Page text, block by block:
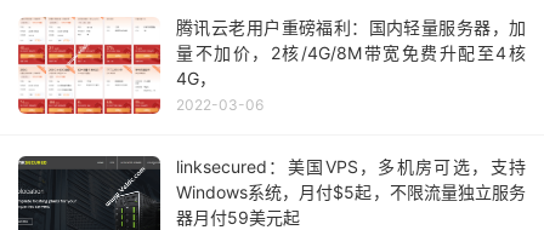
腾讯云老用户重磅福利：国内轻量服务器，加
量不加价，2核/4G/8M带宽免费升配至4核
4G，
2022-03-06
linksecured：美国VPS，多机房可选，支持
Windows系统，月付$5起，不限流量独立服务
器月付59美元起